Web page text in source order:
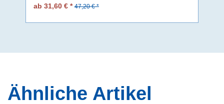
ab 31,60 € * 47,20 € *
Ähnliche Artikel